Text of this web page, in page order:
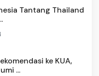
Tantang Thailand
ke KUA,
...